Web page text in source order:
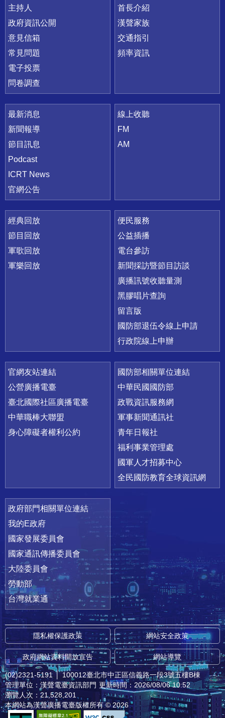
主持人
政府資訊公開
意見信箱
常見問題
電子投票
問卷調查
首長介紹
漢聲家族
交通指引
頻率資訊
最新消息
新聞報導
節目訊息
Podcast
ICRT News
官網公告
線上收聽
FM
AM
經典回放
節目回放
軍歌回放
軍樂回放
便民服務
公益插播
電台參訪
新聞採訪暨節目訪談
廣播訊號收聽量測
黑膠唱片查詢
留言版
國防部退伍令線上申請
行政院線上申辦
官網友站連結
公營廣播電臺
臺北國際社區廣播電臺
中華職棒大聯盟
身心障礙者權利公約
國防部相關單位連結
中華民國國防部
政戰資訊服務網
軍事新聞通訊社
青年日報社
福利事業管理處
國軍人才招募中心
全民國防教育全球資訊網
政府部門相關單位連結
我的E政府
國家發展委員會
國家通訊傳播委員會
大陸委員會
勞動部
台灣就業通
隱私權保護政策 網站安全政策
政府網站資料開放宣告 網站導覽
(02)2321-5191 │ 100012臺北市中正區信義路一段3號五樓B棟
管理單位：漢聲電臺資訊部門 更新時間：2026/08/06 10:52
瀏覽人次：21,528,201
本網站為漢聲廣播電臺版權所有 © 2026